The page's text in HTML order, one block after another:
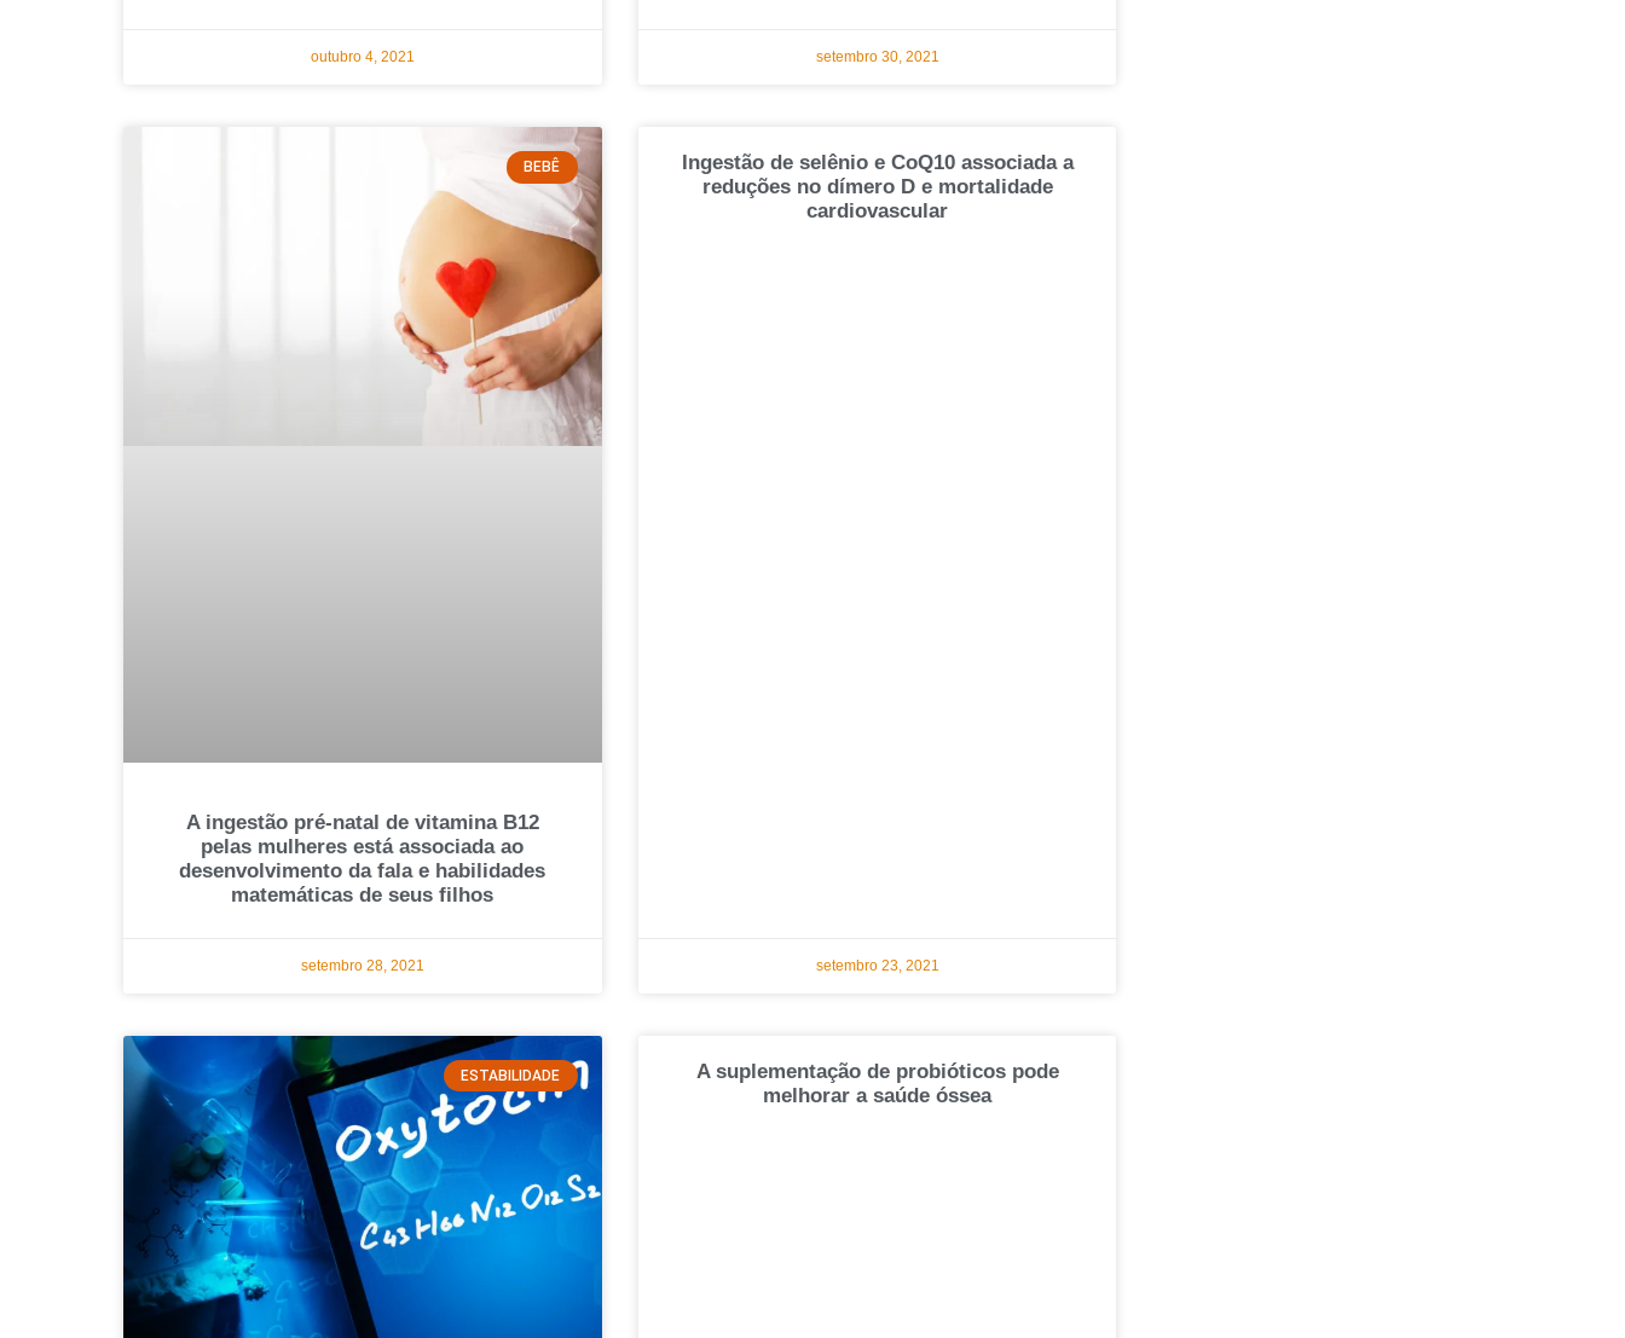
outubro 4, 2021 setembro 30, 2021
BEBÊ
A ingestão pré-natal de vitamina B12
pelas mulheres está associada ao
desenvolvimento da fala e habilidades
matemáticas de seus filhos
setembro 28, 2021
Ingestão de selênio e CoQ10 associada a
reduções no dímero D e mortalidade
cardiovascular
setembro 23, 2021
ESTABILIDADE
A suplementação de probióticos pode
melhorar a saúde óssea